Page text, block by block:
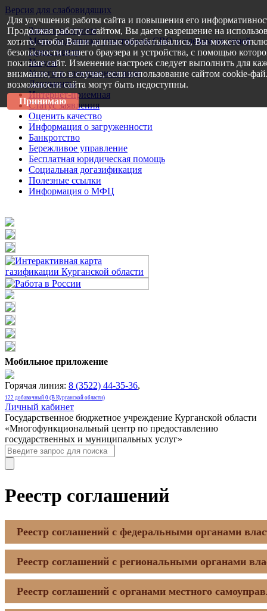
Версия для слабовидящих
Запись на прием
Меры поддержки участникам СВО и членам их семей
Пресс-центр
Услуги
Услуги в электронном виде
Документы
Интернет-приемная
Статус заявления
Оценить качество
Информация о загруженности
Банкротство
Бережливое управление
Бесплатная юридическая помощь
Социальная догазификация
Полезные ссылки
Информация о МФЦ
Мобильное приложение
Горячая линия: 8 (3522) 44-35-36,
122 добавочный 0 (В Курганской области)
Личный кабинет
Государственное бюджетное учреждение Курганской области
«Многофункциональный центр по предоставлению
государственных и муниципальных услуг»
Реестр соглашений
Реестр соглашений с федеральными органами
Реестр соглашений с региональными органами
Реестр соглашений с органами местного
Для улучшения работы сайта и повышения его
Продолжая работу с сайтом, Вы даете разрешение на
хотите, чтобы Ваши данные обрабатывались, Вы можете
безопасности вашего браузера и устройства, с помощью
покиньте сайт. Изменение настроек следует выполнить для
внимание, что в случае, если использование сайтом cookie-
возможности сайта могут быть недоступны.
Принимаю